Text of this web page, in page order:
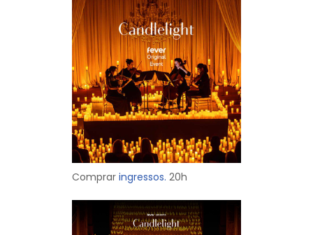
Comprar ingressos. 20h